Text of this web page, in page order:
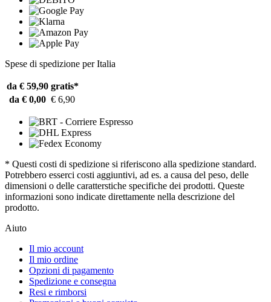
Spese di spedizione per Italia
da € 59,90 gratis*
da € 0,00 € 6,90
* Questi costi di spedizione si riferiscono alla spedizione standard.
Potrebbero esserci costi aggiuntivi, ad es. a causa del peso, delle
dimensioni o delle caratterstiche specifiche dei prodotti. Queste
informazioni sono indicate direttamente nella descrizione del
prodotto.
Aiuto
Il mio account
Il mio ordine
Opzioni di pagamento
Spedizione e consegna
Resi e rimborsi